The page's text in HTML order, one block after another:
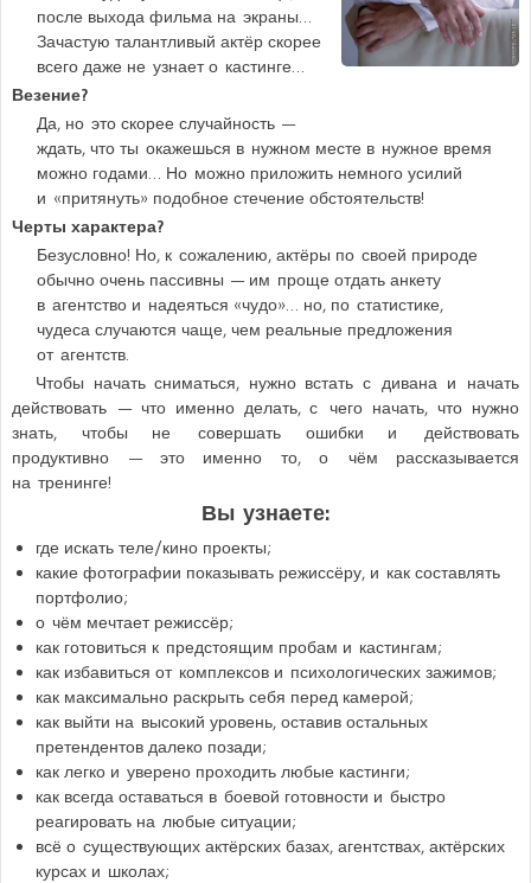
после выхода фильма на экраны…
Зачастую талантливый актёр скорее
всего даже не узнает о кастинге…
Везение?
Да, но это скорее случайность —
ждать, что ты окажешься в нужном месте в нужное время
можно годами… Но можно приложить немного усилий
и «притянуть» подобное стечение обстоятельств!
Черты характера?
Безусловно! Но, к сожалению, актёры по своей природе
обычно очень пассивны — им проще отдать анкету
в агентство и надеяться «чудо»… но, по статистике,
чудеса случаются чаще, чем реальные предложения
от агентств.
Чтобы начать сниматься, нужно встать с дивана и начать
действовать — что именно делать, с чего начать, что нужно
знать, чтобы не совершать ошибки и действовать
продуктивно — это именно то, о чём рассказывается
на тренинге!
Вы узнаете:
где искать теле/кино проекты;
какие фотографии показывать режиссёру, и как составлять
портфолио;
о чём мечтает режиссёр;
как готовиться к предстоящим пробам и кастингам;
как избавиться от комплексов и психологических зажимов;
как максимально раскрыть себя перед камерой;
как выйти на высокий уровень, оставив остальных
претендентов далеко позади;
как легко и уверено проходить любые кастинги;
как всегда оставаться в боевой готовности и быстро
реагировать на любые ситуации;
всё о существующих актёрских базах, агентствах, актёрских
курсах и школах;